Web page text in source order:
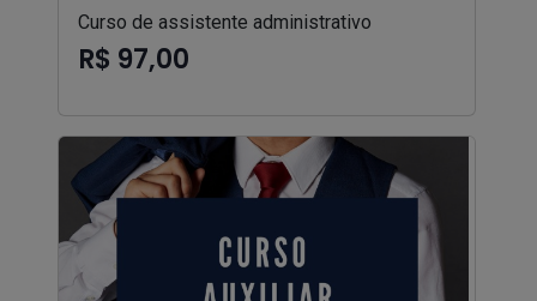
Curso de assistente administrativo
R$ 97,00